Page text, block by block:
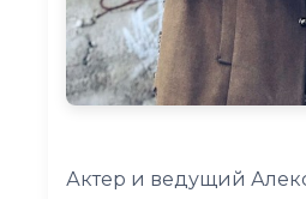
Актер и ведущий